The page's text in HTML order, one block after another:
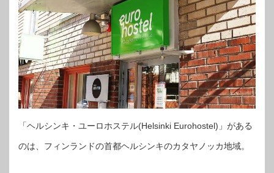
「ヘルシンキ・ユーロホステル(Helsinki Eurohostel)」がある
のは、フィンランドの首都ヘルシンキのカタヤノッカ地域。